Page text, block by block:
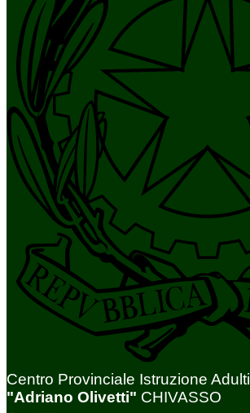
Centro Provinciale Istruzione Adulti
"Adriano Olivetti" CHIVASSO